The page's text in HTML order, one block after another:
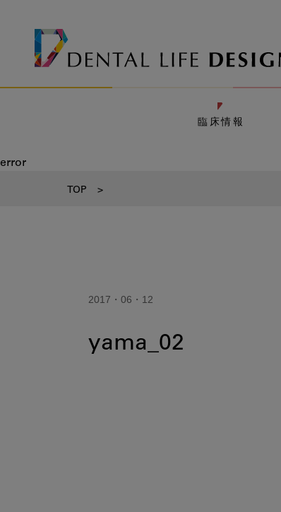
臨床情報
error
TOP >
2017・06・12
yama_02